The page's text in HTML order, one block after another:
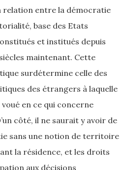
relation entre la démocratie
base des Etats
et institués depuis
maintenant. Cette
surdétermine celle des
des étrangers à laquelle
voué en ce qui concerne
côté, il ne saurait y avoir de
sans une notion de territoire
la résidence, et les droits
aux décisions